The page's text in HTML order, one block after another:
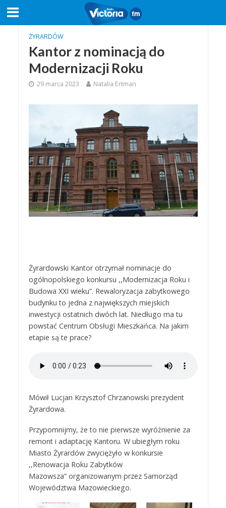
ŻYRARDÓW
Kantor z nominacją do
Modernizacji Roku
29 marca 2023 Natalia Ertman
Żyrardowski Kantor otrzymał nominacje do
ogólnopolskiego konkursu ,,Modernizacja Roku i
Budowa XXI wieku”. Rewaloryzacja zabytkowego
budynku to jedna z największych miejskich
inwestycji ostatnich dwóch lat. Niedługo ma tu
powstać Centrum Obsługi Mieszkańca. Na jakim
etapie są te prace?
Mówił Lucjan Krzysztof Chrzanowski prezydent
Żyrardowa.
Przypomnijmy, że to nie pierwsze wyróżnienie za
remont i adaptację Kantoru. W ubiegłym roku
Miasto Żyrardów zwyciężyło w konkursie
,,Renowacja Roku Zabytków
Mazowsza” organizowanym przez Samorząd
Województwa Mazowieckiego.